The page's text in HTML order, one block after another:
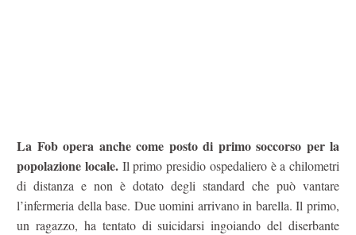
La Fob opera anche come posto di primo soccorso per la
popolazione locale.Il primo presidio ospedaliero è a chilometri
di distanza e non è dotato degli standard che può vantare
l’infermeria della base. Due uomini arrivano in barella. Il primo,
un ragazzo, ha tentato di suicidarsi ingoiando del diserbante